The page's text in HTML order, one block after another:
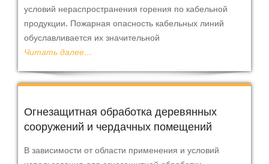
условий нераспространения горения по кабельной
продукции. Пожарная опасность кабельных линий
обуславливается их значительной
Читать далее…
Огнезащитная обработка деревянных
сооружений и чердачных помещений
В зависимости от области применения и условий